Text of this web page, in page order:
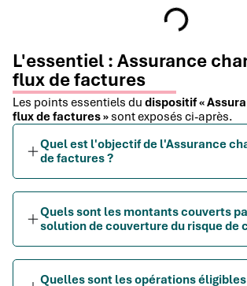
L'essentiel : Assurance
flux de factures
Les points essentiels du dispositif «
flux de factures » sont exposés ci-après.
Quel est l'objectif de l'Assurance
de factures ?
Quels sont les montants couverts
solution de couverture du risque de
Quelles sont les opérations